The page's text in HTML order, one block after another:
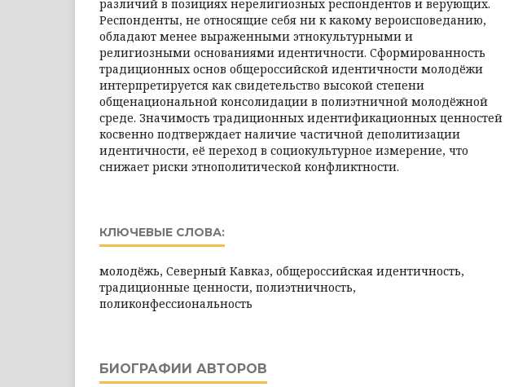
различий в позициях нерелигиозных респондентов и верующих.
Респонденты, не относящие себя ни к какому вероисповеданию,
обладают менее выраженными этнокультурными и
религиозными основаниями идентичности. Сформированность
традиционных основ общероссийской идентичности молодёжи
интерпретируется как свидетельство высокой степени
общенациональной консолидации в полиэтничной молодёжной
среде. Значимость традиционных идентификационных ценностей
косвенно подтверждает наличие частичной деполитизации
идентичности, её переход в социокультурное измерение, что
снижает риски этнополитической конфликтности.
КЛЮЧЕВЫЕ СЛОВА:
молодёжь, Северный Кавказ, общероссийская идентичность,
традиционные ценности, полиэтничность,
поликонфессиональность
БИОГРАФИИ АВТОРОВ